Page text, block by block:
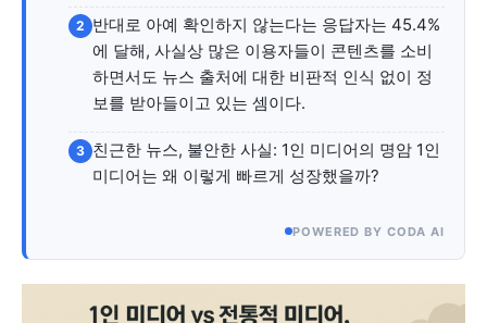
2 반대로 아예 확인하지 않는다는 응답자는 45.4%
에 달해, 사실상 많은 이용자들이 콘텐츠를 소비
하면서도 뉴스 출처에 대한 비판적 인식 없이 정
보를 받아들이고 있는 셈이다.
3 친근한 뉴스, 불안한 사실: 1인 미디어의 명암 1인
미디어는 왜 이렇게 빠르게 성장했을까?
POWERED BY CODA AI